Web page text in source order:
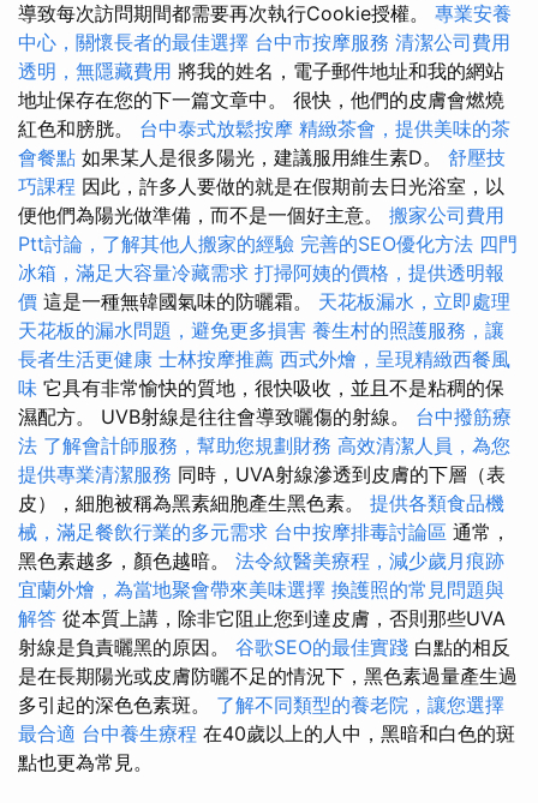
導致每次訪問期間都需要再次執行Cookie授權。 專業安養
中心，關懷長者的最佳選擇 台中市按摩服務 清潔公司費用
透明，無隱藏費用 將我的姓名，電子郵件地址和我的網站
地址保存在您的下一篇文章中。 很快，他們的皮膚會燃燒
紅色和膀胱。 台中泰式放鬆按摩 精緻茶會，提供美味的茶
會餐點 如果某人是很多陽光，建議服用維生素D。 舒壓技
巧課程 因此，許多人要做的就是在假期前去日光浴室，以
便他們為陽光做準備，而不是一個好主意。 搬家公司費用
Ptt討論，了解其他人搬家的經驗 完善的SEO優化方法 四門
冰箱，滿足大容量冷藏需求 打掃阿姨的價格，提供透明報
價 這是一種無韓國氣味的防曬霜。 天花板漏水，立即處理
天花板的漏水問題，避免更多損害 養生村的照護服務，讓
長者生活更健康 士林按摩推薦 西式外燴，呈現精緻西餐風
味 它具有非常愉快的質地，很快吸收，並且不是粘稠的保
濕配方。 UVB射線是往往會導致曬傷的射線。 台中撥筋療
法 了解會計師服務，幫助您規劃財務 高效清潔人員，為您
提供專業清潔服務 同時，UVA射線滲透到皮膚的下層（表
皮），細胞被稱為黑素細胞產生黑色素。 提供各類食品機
械，滿足餐飲行業的多元需求 台中按摩排毒討論區 通常，
黑色素越多，顏色越暗。 法令紋醫美療程，減少歲月痕跡
宜蘭外燴，為當地聚會帶來美味選擇 換護照的常見問題與
解答 從本質上講，除非它阻止您到達皮膚，否則那些UVA
射線是負責曬黑的原因。 谷歌SEO的最佳實踐 白點的相反
是在長期陽光或皮膚防曬不足的情況下，黑色素過量產生過
多引起的深色色素斑。 了解不同類型的養老院，讓您選擇
最合適 台中養生療程 在40歲以上的人中，黑暗和白色的斑
點也更為常見。